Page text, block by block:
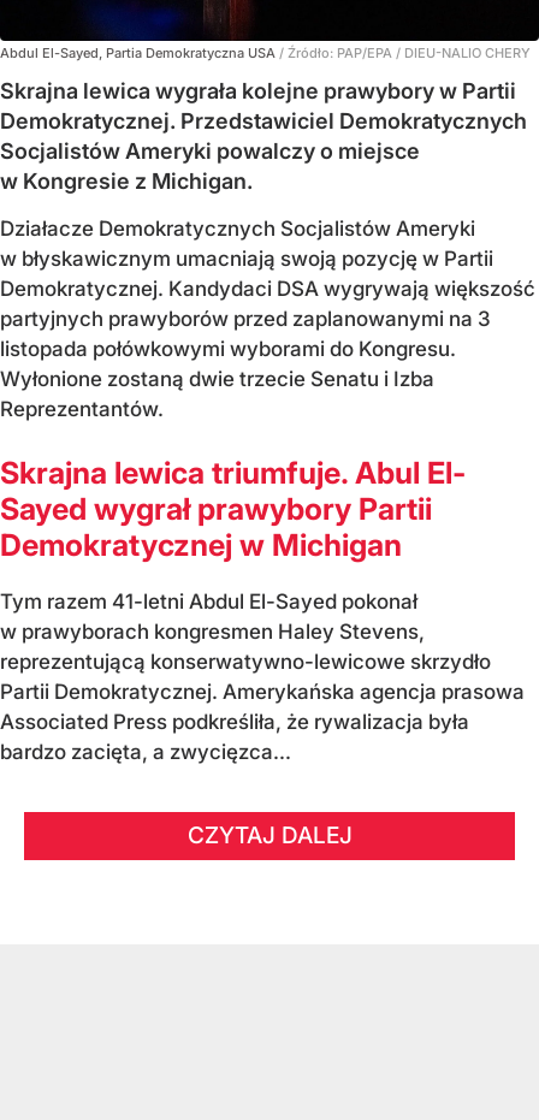
Abdul El-Sayed, Partia Demokratyczna USA / Źródło: PAP/EPA / DIEU-NALIO CHERY
Skrajna lewica wygrała kolejne prawybory w Partii
Demokratycznej. Przedstawiciel Demokratycznych
Socjalistów Ameryki powalczy o miejsce
w Kongresie z Michigan.
Działacze Demokratycznych Socjalistów Ameryki
w błyskawicznym umacniają swoją pozycję w Partii
Demokratycznej. Kandydaci DSA wygrywają większość
partyjnych prawyborów przed zaplanowanymi na 3
listopada połówkowymi wyborami do Kongresu.
Wyłonione zostaną dwie trzecie Senatu i Izba
Reprezentantów.
Skrajna lewica triumfuje. Abul El-
Sayed wygrał prawybory Partii
Demokratycznej w Michigan
Tym razem 41-letni Abdul El-Sayed pokonał
w prawyborach kongresmen Haley Stevens,
reprezentującą konserwatywno-lewicowe skrzydło
Partii Demokratycznej. Amerykańska agencja prasowa
Associated Press podkreśliła, że rywalizacja była
bardzo zacięta, a zwycięzca...
CZYTAJ DALEJ